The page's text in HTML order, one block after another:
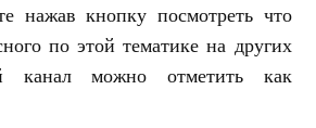
нажав кнопку посмотреть что
по этой тематике на других
канал можно отметить как